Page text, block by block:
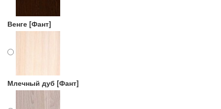
Венге [Фант]
Млечный дуб [Фант]